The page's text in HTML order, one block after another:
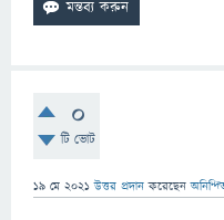
0
টি ভোট
19 মে 2021 উত্তর প্রদান করেছেন